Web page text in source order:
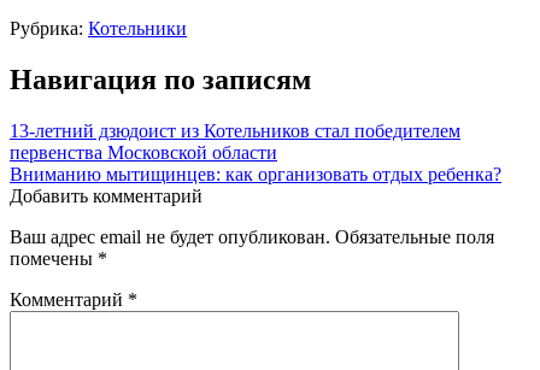
Рубрика: Котельники
Навигация по записям
13-летний дзюдоист из Котельников стал победителем
первенства Московской области
Вниманию мытищинцев: как организовать отдых ребенка?
Добавить комментарий
Ваш адрес email не будет опубликован. Обязательные поля
помечены *
Комментарий *